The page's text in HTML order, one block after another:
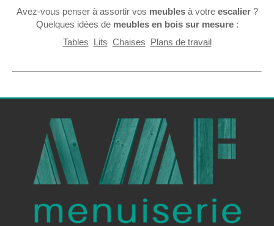
Avez-vous penser à assortir vos meublesà votre escalier?
Quelques idées de meubles en bois sur mesure:
Tables Lits Chaises Plans de travail